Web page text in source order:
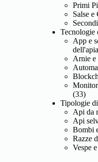
Primi
Salse
Tecnologie
App e
Arnie e
(33)
Tipologie
Api da
Api
Bombi
Razze
Vespe